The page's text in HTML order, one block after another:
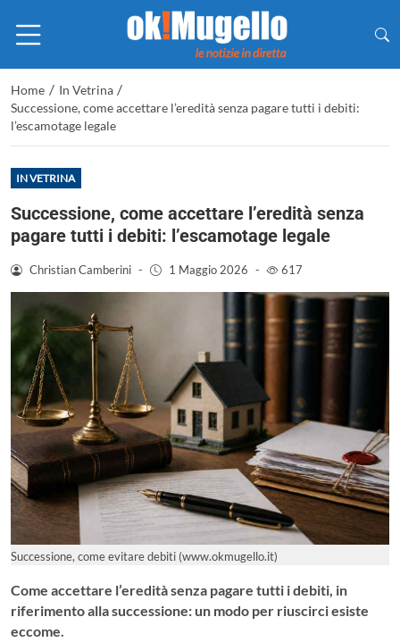
Home / In Vetrina /
Successione, come accettare l’eredità senza pagare tutti i debiti:
l’escamotage legale
IN VETRINA
Successione, come accettare l’eredità senza
pagare tutti i debiti: l’escamotage legale
Christian Camberini - 1 Maggio 2026 - 617
Successione, come evitare debiti (www.okmugello.it)
Come accettare l’eredità senza pagare tutti i debiti, in
riferimento alla successione: un modo per riuscirci esiste
eccome.